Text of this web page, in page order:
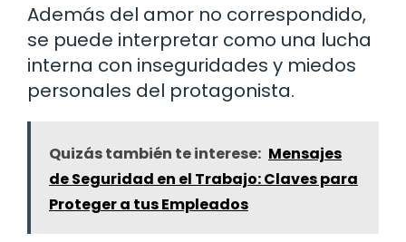
Además del amor no correspondido,
se puede interpretar como una lucha
interna con inseguridades y miedos
personales del protagonista.
Quizás también te interese: Mensajes
de Seguridad en el Trabajo: Claves para
Proteger a tus Empleados